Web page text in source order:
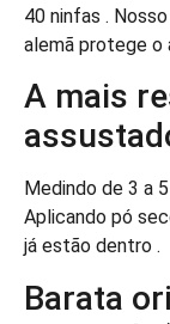
40 ninfas .
alemã protege o
A mais
Medindo de 3 a
Aplicando pó
já estão dentro .
Barata